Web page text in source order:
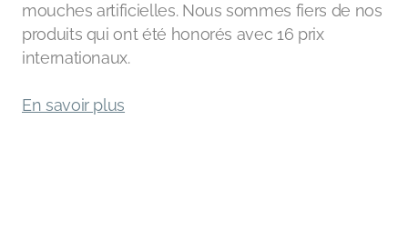
mouches artificielles. Nous sommes fiers de nos
produits qui ont été honorés avec 16 prix
internationaux.
En savoir plus